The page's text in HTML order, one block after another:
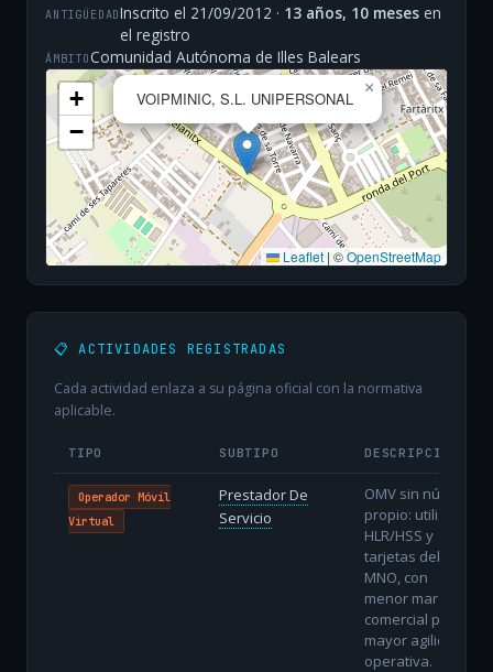
ANTIGÜEDADInscrito el 21/09/2012 · 13 años, 10 meses en
el registro
ÁMBITOComunidad Autónoma de Illes Balears
VOIPMINIC, S.L. UNIPERSONAL
×
+
−
Leaflet|©OpenStreetMap
📋 ACTIVIDADES REGISTRADAS
Cada actividad enlaza a su página oficial con la normativa
aplicable.
TIPO SUBTIPO DESCRIPCIÓN
Operador Móvil
Virtual
Prestador De
Servicio
OMV sin núcleo
propio: utiliza
HLR/HSS y
tarjetas del
MNO, con
menor margen
comercial pero
mayor agilidad
operativa.